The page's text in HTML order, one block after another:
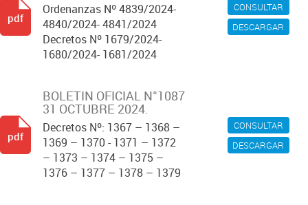
CONSULTAR
DESCARGAR
Ordenanzas Nº 4839/2024-
4840/2024- 4841/2024
Decretos Nº 1679/2024-
1680/2024- 1681/2024
pdf
CONSULTAR
DESCARGAR
BOLETIN OFICIAL N°1087
31 OCTUBRE 2024.
Decretos Nº: 1367 – 1368 –
1369 – 1370 - 1371 – 1372
– 1373 – 1374 – 1375 –
1376 – 1377 – 1378 – 1379
pdf